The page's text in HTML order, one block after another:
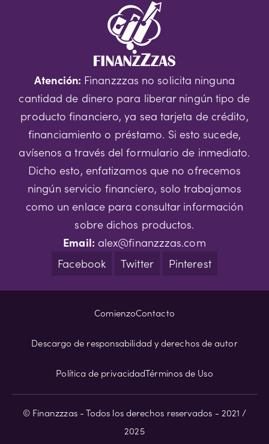
Atención: Finanzzzas no solicita ninguna
cantidad de dinero para liberar ningún tipo de
producto financiero, ya sea tarjeta de crédito,
financiamiento o préstamo. Si esto sucede,
avísenos a través del formulario de inmediato.
Dicho esto, enfatizamos que no ofrecemos
ningún servicio financiero, solo trabajamos
como un enlace para consultar información
sobre dichos productos.
Email: alex@finanzzzas.com
Facebook
Twitter Pinterest
© Finanzzzas - Todos los derechos reservados - 2021 /
2025
ComienzoContacto
Descargo de responsabilidad y derechos de autor
Política de privacidadTérminos de Uso